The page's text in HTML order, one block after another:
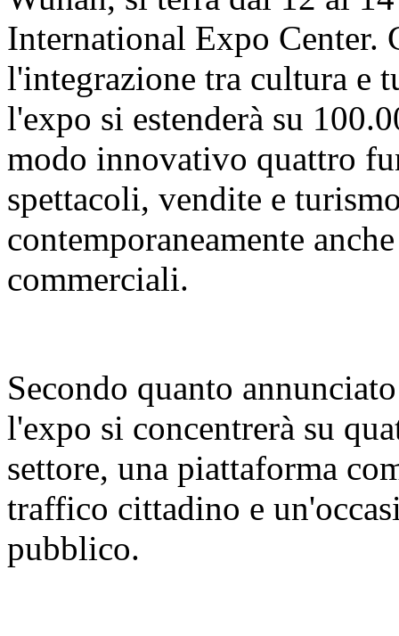
International Expo
l'integrazione tra cultura e
l'expo si estenderà su
modo innovativo quattro
spettacoli, vendite e
contemporaneamente
commerciali.
Secondo quanto
l'expo si concentrerà su
settore, una piattaforma
traffico cittadino e
pubblico.